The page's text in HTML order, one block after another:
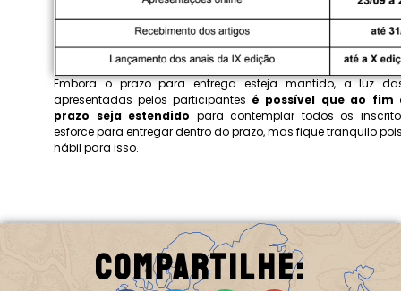
Embora o prazo para entrega esteja mantido, a luz
apresentadas pelos participantes é possível que ao fim
prazo seja estendido para contemplar todos os
esforce para entregar dentro do prazo, mas fique tranquilo
hábil para isso.
Compartilhe: